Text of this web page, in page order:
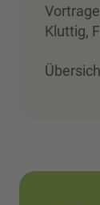
Kluttig,